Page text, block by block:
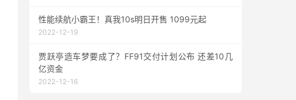
性能续航小霸王！真我10s明日开售 1099元起
2022-12-19
贾跃亭造车梦要成了？FF91交付计划公布 还差10几
亿资金
2022-12-16